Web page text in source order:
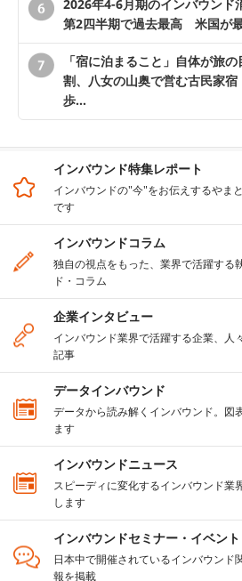
2026年4-6月期のインバウンド
第2四半期で過去最高 米国が
「宿に泊まること」自体が旅
割、八女の山奥で営む古民家
歩…
インバウンド特集レポート
インバウンドの"今"をお伝えするやま
です
インバウンドコラム
独自の視点をもった、業界で活躍する
ド・コラム
企業インタビュー
インバウンド業界で活躍する企業、人
記事
データインバウンド
データから読み解くインバウンド。図
ます
インバウンドニュース
スピーディに変化するインバウンド業
します
インバウンドセミナー・イベント
日本中で開催されているインバウンド
報を掲載